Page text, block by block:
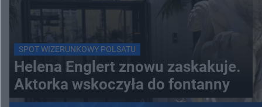
SPOT WIZERUNKOWY POLSATU
Helena Englert znowu zaskakuje.
Aktorka wskoczyła do fontanny